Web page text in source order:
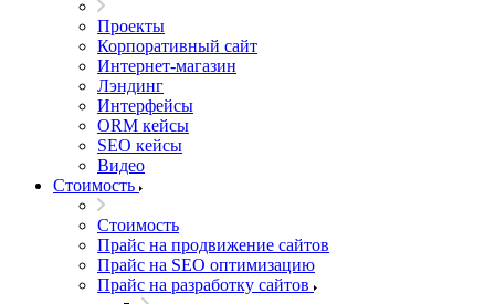
Проекты
Корпоративный сайт
Интернет-магазин
Лэндинг
Интерфейсы
ORM кейсы
SEO кейсы
Видео
Стоимость
Стоимость
Прайс на продвижение сайтов
Прайс на SEO оптимизацию
Прайс на разработку сайтов